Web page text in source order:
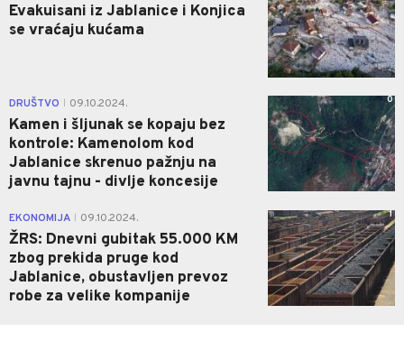
Evakuisani iz Jablanice i Konjica
se vraćaju kućama
DRUŠTVO 09.10.2024.
Kamen i šljunak se kopaju bez
kontrole: Kamenolom kod
Jablanice skrenuo pažnju na
javnu tajnu - divlje koncesije
0
EKONOMIJA 09.10.2024.
ŽRS: Dnevni gubitak 55.000 KM
zbog prekida pruge kod
Jablanice, obustavljen prevoz
robe za velike kompanije
1